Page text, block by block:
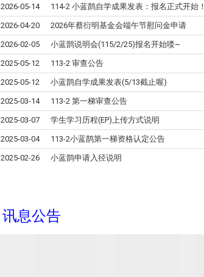
2026-05-14 114-2 小蓝鹊自学成果发表：报名正式开始！
2026-04-20 2026年蔡衍明基金会端午节慰问金申请
2026-02-05 小蓝鹊说明会(115/2/25)报名开始喽~
2025-05-12 113-2 审查公告
2025-05-12 小蓝鹊自学成果发表(5/13截止喔)
2025-03-14 113-2 第一梯审查公告
2025-03-07 学⽣学习历程(EP)上传⽅式说明
2025-03-04 113-2小蓝鹊第一梯资格认定公告
2025-02-26 小蓝鹊申请入径说明
讯息公告